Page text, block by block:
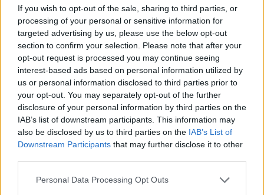
If you wish to opt-out of the sale, sharing to third parties, or
processing of your personal or sensitive information for
targeted advertising by us, please use the below opt-out
section to confirm your selection. Please note that after your
opt-out request is processed you may continue seeing
interest-based ads based on personal information utilized by
us or personal information disclosed to third parties prior to
your opt-out. You may separately opt-out of the further
disclosure of your personal information by third parties on the
IAB’s list of downstream participants. This information may
also be disclosed by us to third parties on the IAB’s List of
Downstream Participants that may further disclose it to other
Personal Data Processing Opt Outs
asientos traseros, he intentado tirando pero como no se donde
esta anclada me da miedo romper algo por hacer el bruto.
Creo que el ruido esta debajo pero como no puedo verlo.
Gracias de antemano.
Responder